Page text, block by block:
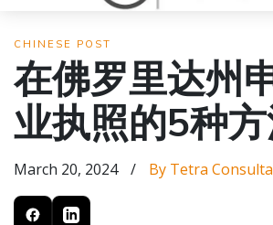
CHINESE POST
在佛罗里达州
业执照的5种
March 20, 2024 / By Tetra